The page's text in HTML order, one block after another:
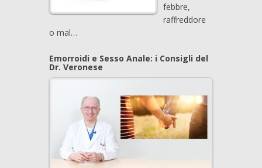
febbre,
raffreddore
o mal…
Emorroidi e Sesso Anale: i Consigli del
Dr. Veronese